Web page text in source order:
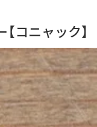
ニャック】